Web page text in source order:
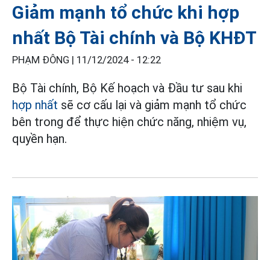
Giảm mạnh tổ chức khi hợp
nhất Bộ Tài chính và Bộ KHĐT
PHẠM ĐÔNG | 11/12/2024 - 12:22
Bộ Tài chính, Bộ Kế hoạch và Đầu tư sau khi
hợp nhất sẽ cơ cấu lại và giảm mạnh tổ chức
bên trong để thực hiện chức năng, nhiệm vụ,
quyền hạn.